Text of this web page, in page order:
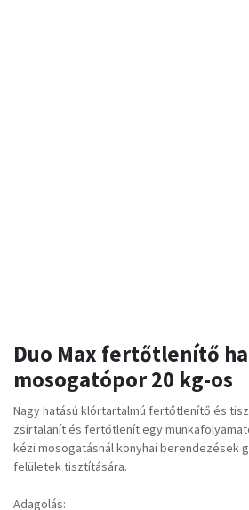
Duo Max fertőtlenítő
mosogatópor 20 kg-os
Nagy hatású klórtartalmú fertőtlenítő és
zsírtalanít és fertőtlenít egy
kézi mosogatásnál konyhai berendezések
felületek tisztítására.
Adagolás: